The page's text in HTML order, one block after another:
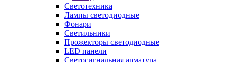
Светотехника
Лампы светодиодные
Фонари
Светильники
Прожекторы светодиодные
LED панели
Светосигнальная арматура